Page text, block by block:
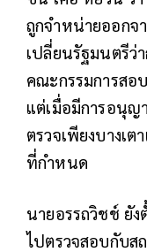
ถูกจำหน่ายออกจ
เปลี่ยนรัฐมนตรีว่
คณะกรรมการสอ
แต่เมื่อมีการอนุญ
ตรวจเพียงบางเ
ที่กำหนด
นายอรรถวิชช์ ยัง
ไปตรวจสอบกับส